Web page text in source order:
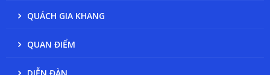
QUÁCH GIA KHANG
QUAN ĐIỂM